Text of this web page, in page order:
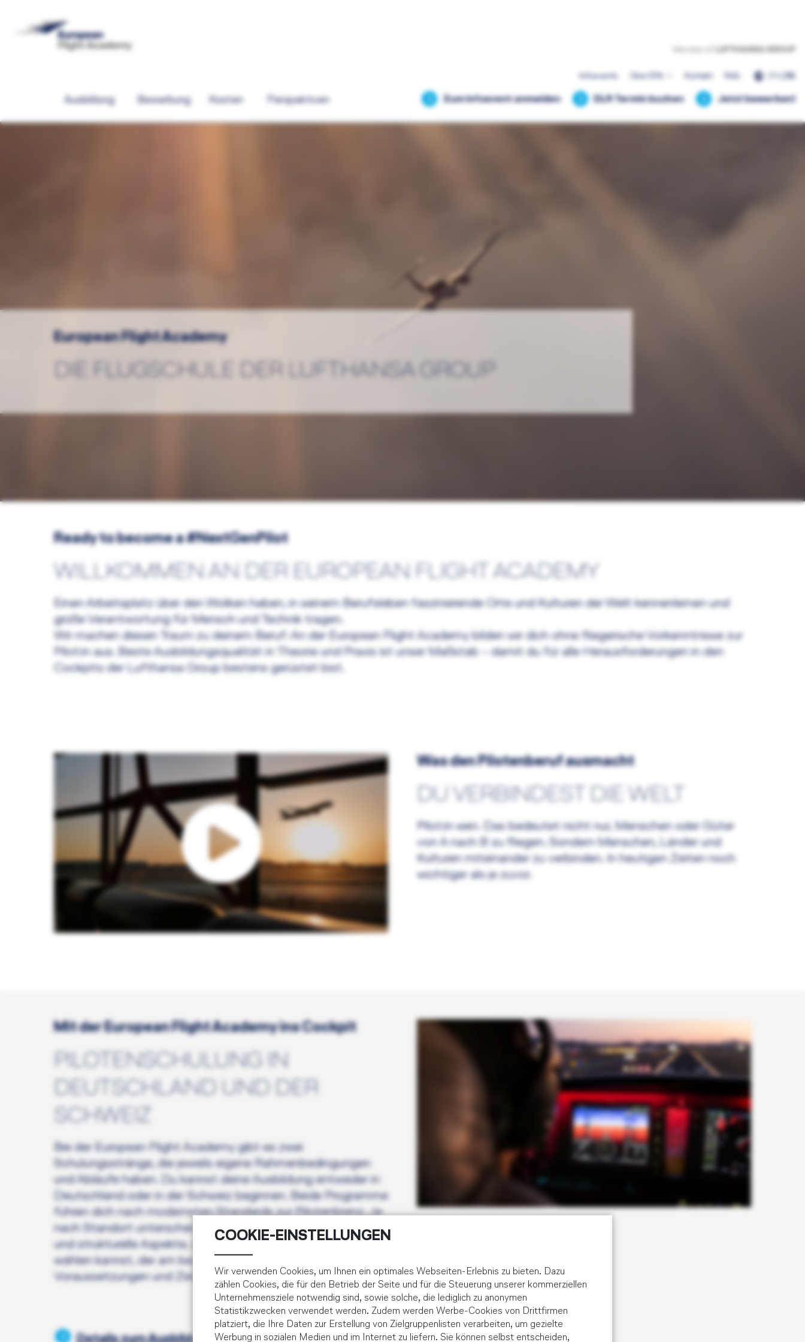
COOKIE-EINSTELLUNGEN
Wir verwenden Cookies, um Ihnen ein optimales Webseiten-Erlebnis zu bieten. Dazu
zählen Cookies, die für den Betrieb der Seite und für die Steuerung unserer kommerziellen
Unternehmensziele notwendig sind, sowie solche, die lediglich zu anonymen
Statistikzwecken verwendet werden. Zudem werden Werbe-Cookies von Drittfirmen
platziert, die Ihre Daten zur Erstellung von Zielgruppenlisten verarbeiten, um gezielte
Werbung in sozialen Medien und im Internet zu liefern. Sie können selbst entscheiden,
Ausbildung Bewerbung Kosten Perspektiven Zum Infoevent anmelden DLR Termin buchen Jetzt bewerben!
European Flight Academy
DIE FLUGSCHULE DER LUFTHANSA GROUP
Ready to become a #NextGenPilot
WILLKOMMEN AN DER EUROPEAN FLIGHT ACADEMY
Einen Arbeitsplatz über den Wolken haben, in seinem Berufsleben faszinierende Orte und Kulturen der Welt kennenlernen und
große Verantwortung für Mensch und Technik tragen.
Wir machen diesen Traum zu deinem Beruf: An der European Flight Academy bilden wir dich ohne fliegerische Vorkenntnisse zur
Pilot:in aus. Beste Ausbildungsqualität in Theorie und Praxis ist unser Maßstab – damit du für alle Herausforderungen in den
Cockpits der Lufthansa Group bestens gerüstet bist.
Was den Pilotenberuf ausmacht
DU VERBINDEST DIE WELT
Pilot:in sein. Das bedeutet nicht nur, Menschen oder Güter
von A nach B zu fliegen. Sondern Menschen, Länder und
Kulturen miteinander zu verbinden. In heutigen Zeiten noch
wichtiger als je zuvor.
Mit der European Flight Academy ins Cockpit
PILOTENSCHULUNG IN
DEUTSCHLAND UND DER
SCHWEIZ
Bei der European Flight Academy gibt es zwei
Schulungsstränge, die jeweils eigene Rahmenbedingungen
und Abläufe haben. Du kannst deine Ausbildung entweder in
Deutschland oder in der Schweiz beginnen. Beide Programme
führen dich nach modernsten Standards zur Pilotenlizenz. Je
nach Standort unterscheiden sich einige organisatorische
und strukturelle Aspekte, sodass du den Ausbildungsweg
wählen kannst, der am besten zu deinen persönlichen
Voraussetzungen und Zielen passt.